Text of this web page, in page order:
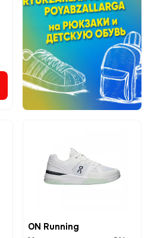
ON Running